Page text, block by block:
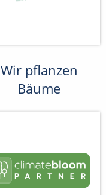
Wir pflanzen
Bäume